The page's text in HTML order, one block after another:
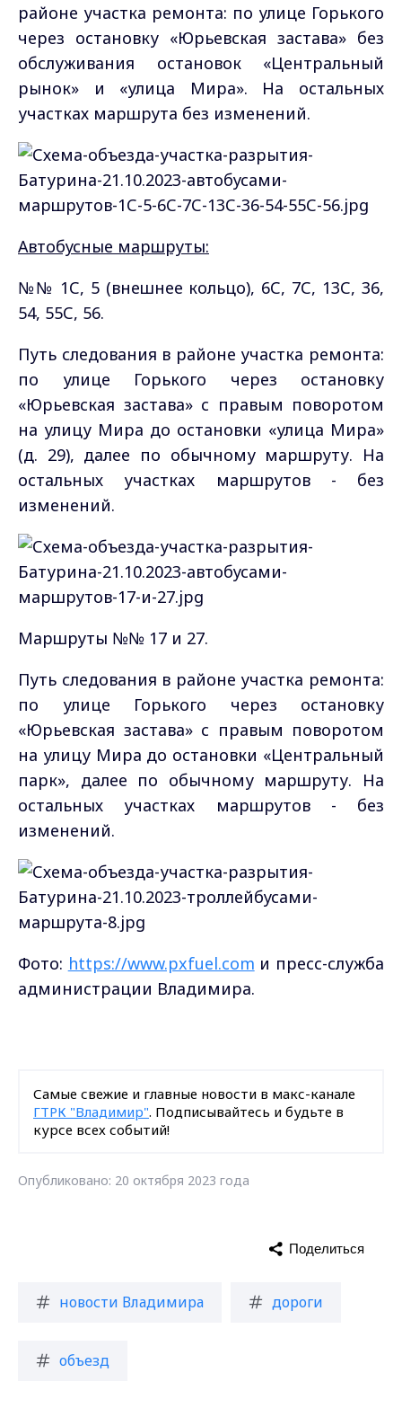
районе участка ремонта: по улице Горького
через остановку «Юрьевская застава» без
обслуживания остановок «Центральный
рынок» и «улица Мира». На остальных
участках маршрута без изменений.
Автобусные маршруты:
№№ 1С, 5 (внешнее кольцо), 6С, 7С, 13С, 36,
54, 55С, 56.
Путь следования в районе участка ремонта:
по улице Горького через остановку
«Юрьевская застава» с правым поворотом
на улицу Мира до остановки «улица Мира»
(д. 29), далее по обычному маршруту. На
остальных участках маршрутов - без
изменений.
Маршруты №№ 17 и 27.
Путь следования в районе участка ремонта:
по улице Горького через остановку
«Юрьевская застава» с правым поворотом
на улицу Мира до остановки «Центральный
парк», далее по обычному маршруту. На
остальных участках маршрутов - без
изменений.
Фото: https://www.pxfuel.com и пресс-служба
администрации Владимира.
Самые свежие и главные новости в макс-канале
ГТРК "Владимир". Подписывайтесь и будьте в
курсе всех событий!
Опубликовано: 20 октября 2023 года
новости Владимира дороги
объезд
Поделиться